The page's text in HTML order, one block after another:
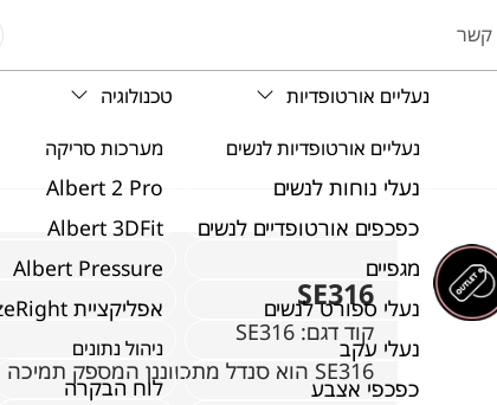
קשר
נעליים אורטופדיות
נעליים אורטופדיות לנשים
נעלי נוחות לנשים
כפכפים אורטופדיים לנשים
מגפיים
נעלי ספורט לנשים
נעלי עקב
כפכפי אצבע
טכנולוגיה
מערכות סריקה
Albert 2 Pro
Albert 3DFit
Albert Pressure
אפליקציית SizeRight
ניהול נתונים
לוח הבקרה
SE316
קוד דגם: SE316
SE316 הוא סנדל מתכווננן המספק תמיכה ונוחות לקשת.